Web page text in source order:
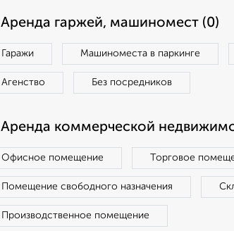
Аренда гаржей, машиномест (0)
Гаражи Машиноместа в паркинге
Агенство Без посредников
Аренда коммерческой
Офисное помещение Торговое
Помещение свободного назначения
Производственное помещение